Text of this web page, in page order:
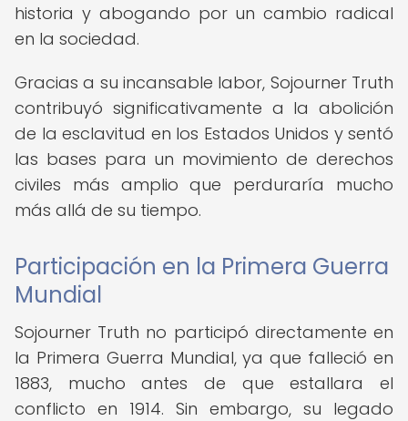
historia y abogando por un cambio radical
en la sociedad.
Gracias a su incansable labor, Sojourner Truth
contribuyó significativamente a la abolición
de la esclavitud en los Estados Unidos y sentó
las bases para un movimiento de derechos
civiles más amplio que perduraría mucho
más allá de su tiempo.
Participación en la Primera Guerra
Mundial
Sojourner Truth no participó directamente en
la Primera Guerra Mundial, ya que falleció en
1883, mucho antes de que estallara el
conflicto en 1914. Sin embargo, su legado